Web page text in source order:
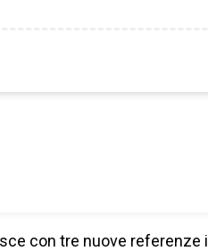
con tre nuove
con tre nuove